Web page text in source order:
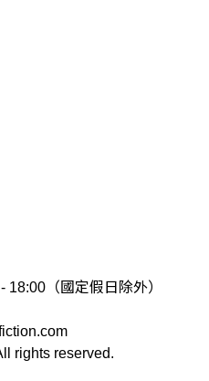
（國定假日除外）
rights reserved.